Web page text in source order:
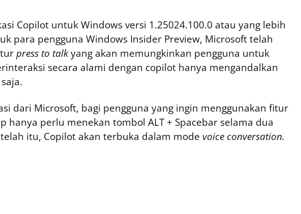
Copilot untuk Windows versi 1.25024.100.0 atau yang lebih
para pengguna Windows Insider Preview, Microsoft telah
press to talkyang akan memungkinkan pengguna untuk
secara alami dengan copilot hanya mengandalkan
dari Microsoft, bagi pengguna yang ingin menggunakan fitur
hanya perlu menekan tombol ALT + Spacebar selama dua
itu, Copilot akan terbuka dalam mode voice conversation.